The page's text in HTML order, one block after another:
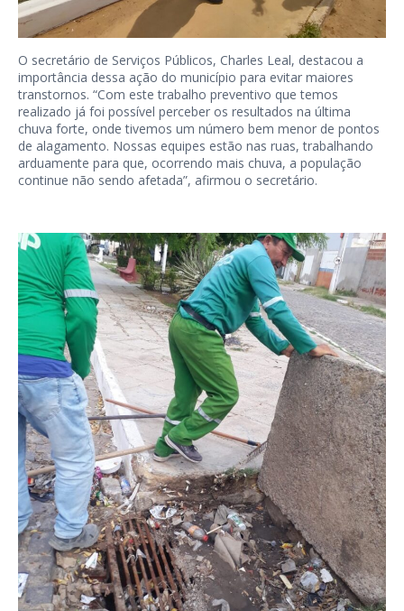
O secretário de Serviços Públicos, Charles Leal, destacou a
importância dessa ação do município para evitar maiores
transtornos. “Com este trabalho preventivo que temos
realizado já foi possível perceber os resultados na última
chuva forte, onde tivemos um número bem menor de pontos
de alagamento. Nossas equipes estão nas ruas, trabalhando
arduamente para que, ocorrendo mais chuva, a população
continue não sendo afetada”, afirmou o secretário.